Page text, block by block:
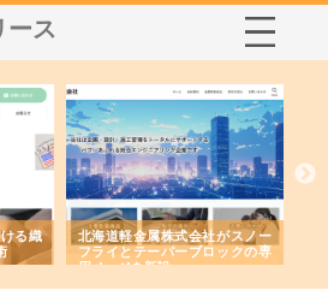
ース
る織
北海道軽金属株式会社がスノー
フライとテーパーブロックの専
用ページを新設